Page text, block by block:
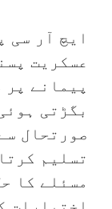
‏ایچ آر سی
عسکریت
پیمانے
بگڑتی
صورتحال
تسلیم
مسئلے کا